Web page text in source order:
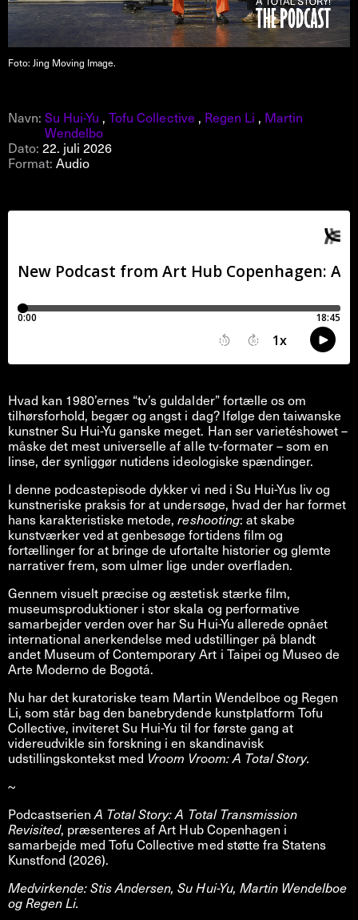
Foto: Jing Moving Image.
Navn:Su Hui-Yu ,Tofu Collective , Regen Li , Martin
Wendelbo
Dato:22. juli 2026
Format:Audio
Hvad kan 1980’ernes “tv’s guldalder” fortælle os om
tilhørsforhold, begær og angst i dag? Ifølge den taiwanske
kunstner Su Hui-Yu ganske meget. Han ser varietéshowet –
måske det mest universelle af alle tv-formater – som en
linse, der synliggør nutidens ideologiske spændinger.
I denne podcastepisode dykker vi ned i Su Hui-Yus liv og
kunstneriske praksis for at undersøge, hvad der har formet
hans karakteristiske metode,reshooting: at skabe
kunstværker ved at genbesøge fortidens film og
fortællinger for at bringe de ufortalte historier og glemte
narrativer frem, som ulmer lige under overfladen.
Gennem visuelt præcise og æstetisk stærke film,
museumsproduktioner i stor skala og performative
samarbejder verden over har Su Hui-Yu allerede opnået
international anerkendelse med udstillinger på blandt
andet Museum of Contemporary Art i Taipei og Museo de
Arte Moderno de Bogotá.
Nu har det kuratoriske team Martin Wendelboe og Regen
Li, som står bag den banebrydende kunstplatform Tofu
Collective, inviteret Su Hui-Yu til for første gang at
videreudvikle sin forskning i en skandinavisk
udstillingskontekst med Vroom Vroom: A Total Story.
~
PodcastserienA Total Story: A Total Transmission
Revisited, præsenteres af Art Hub Copenhagen i
samarbejde med Tofu Collective med støtte fra Statens
Kunstfond (2026).
Medvirkende: Stis Andersen, Su Hui-Yu, Martin Wendelboe
og Regen Li.